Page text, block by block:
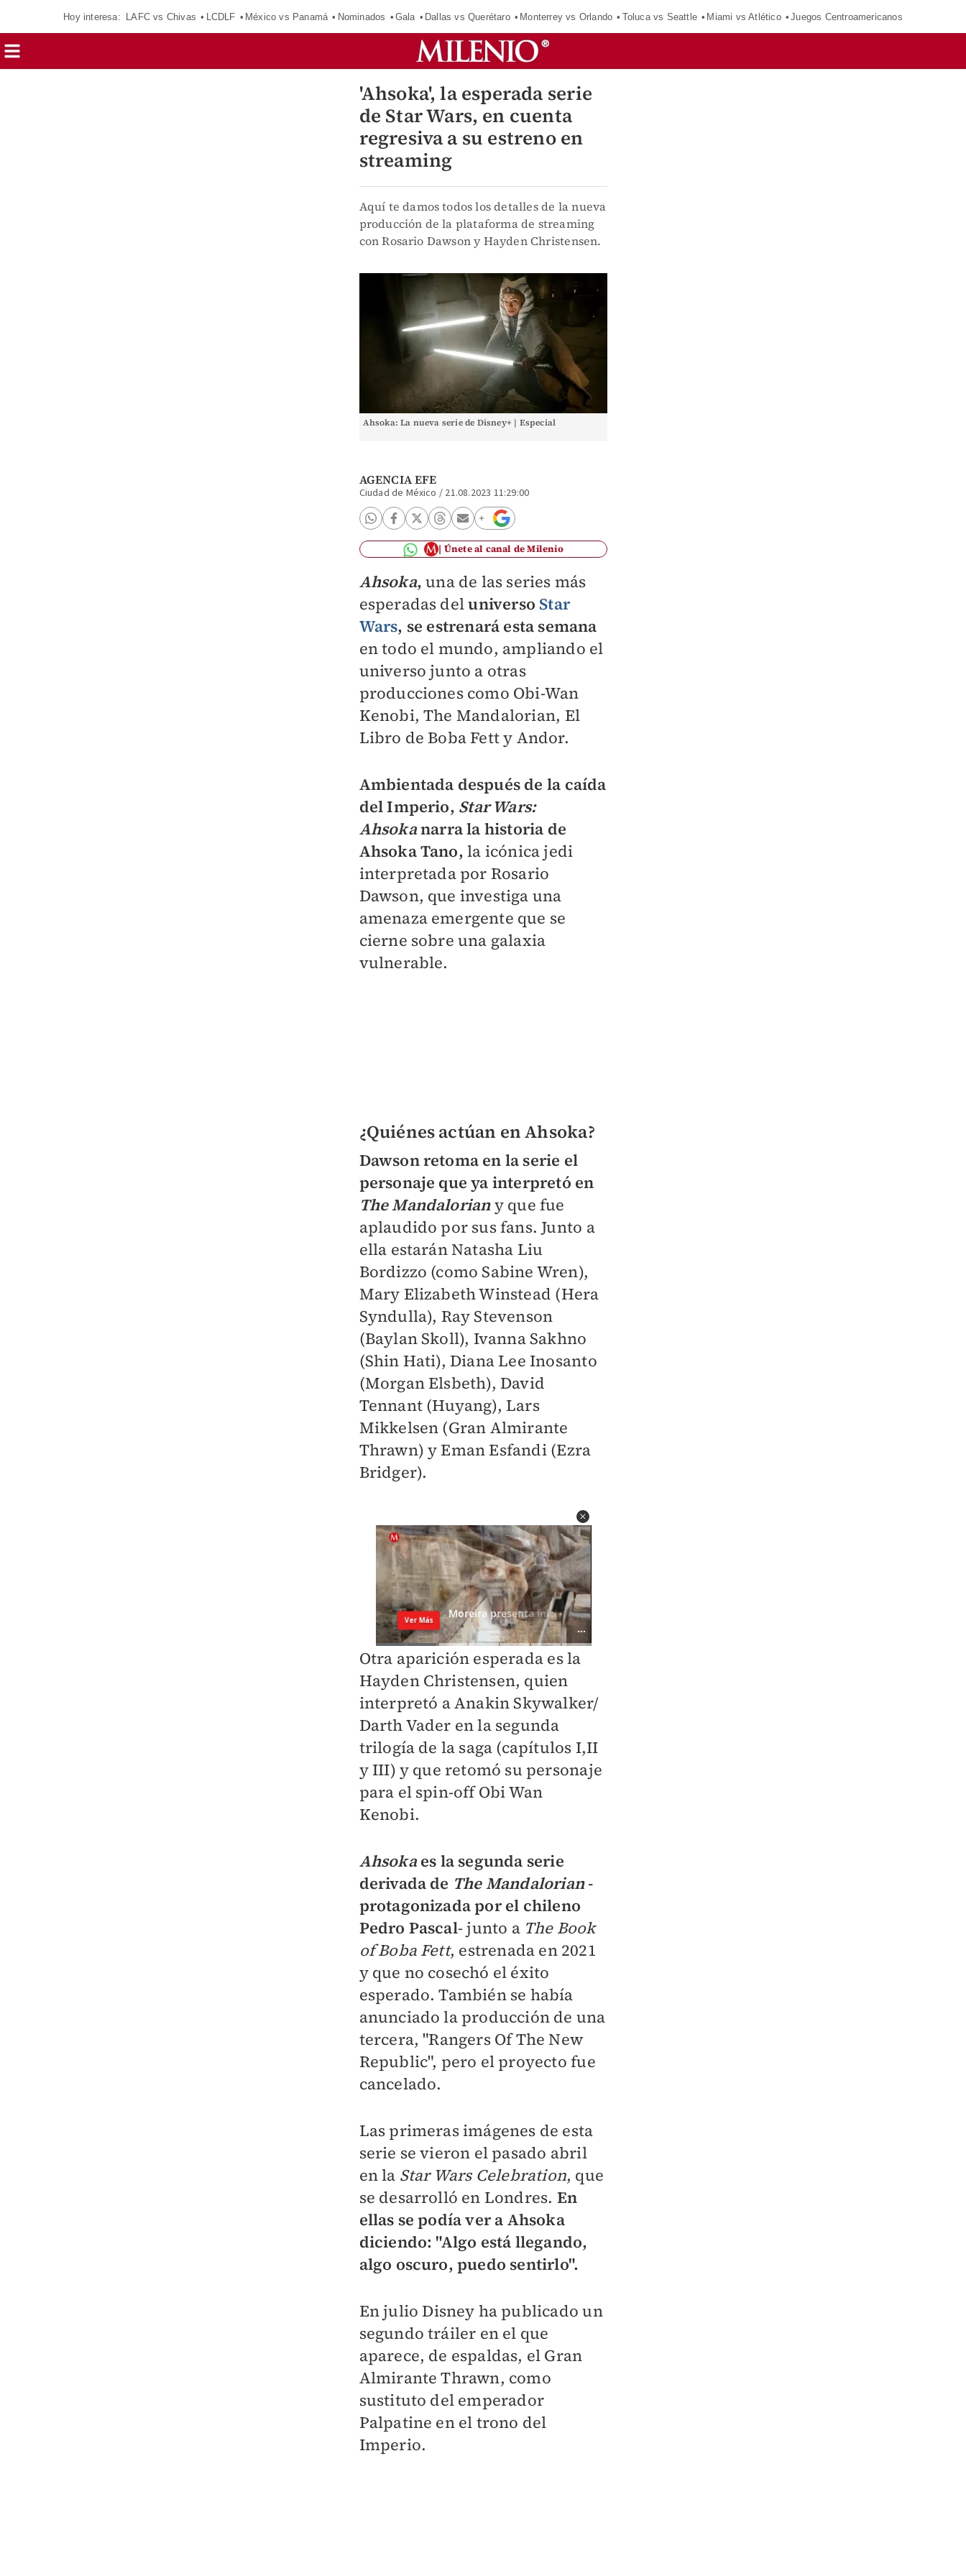
Hoy interesa: LAFC vs Chivas LCDLF México vs Panamá Nominados Gala Dallas vs Querétaro Monterrey vs Orlando Toluca vs Seattle Miami vs Atlético Juegos Centroamericanos
'Ahsoka', la esperada serie
de Star Wars, en cuenta
regresiva a su estreno en
streaming
Aquí te damos todos los detalles de la nueva
producción de la plataforma de streaming
con Rosario Dawson y Hayden Christensen.
Ahsoka: La nueva serie de Disney+ | Especial
AGENCIA EFE
Ciudad de México / 21.08.2023 11:29:00
Únete al canal de Milenio
Ahsoka,una de las series más
esperadas deluniverso Star
Wars, se estrenará esta semana
en todo el mundo, ampliando el
universo junto a otras
producciones como Obi-Wan
Kenobi, The Mandalorian, El
Libro de Boba Fett y Andor.
Ambientada después de la caída
del Imperio, Star Wars:
Ahsokanarra la historia de
Ahsoka Tano, la icónica jedi
interpretada por Rosario
Dawson, que investiga una
amenaza emergente que se
cierne sobre una galaxia
vulnerable.
¿Quiénes actúan en Ahsoka?
Dawson retoma en la serie el
personaje que ya interpretó en
The Mandaloriany que fue
aplaudido por sus fans. Junto a
ella estarán Natasha Liu
Bordizzo (como Sabine Wren),
Mary Elizabeth Winstead (Hera
Syndulla), Ray Stevenson
(Baylan Skoll), Ivanna Sakhno
(Shin Hati), Diana Lee Inosanto
(Morgan Elsbeth), David
Tennant (Huyang), Lars
Mikkelsen (Gran Almirante
Thrawn) y Eman Esfandi (Ezra
Bridger).
Otra aparición esperada es la
Hayden Christensen, quien
interpretó a Anakin Skywalker/
Darth Vader en la segunda
trilogía de la saga (capítulos I,II
y III) y que retomó su personaje
para el spin-off Obi Wan
Kenobi.
Ahsokaes la segunda serie
derivada de The Mandalorian-
protagonizada por el chileno
Pedro Pascal- junto aThe Book
of Boba Fett, estrenada en 2021
y que no cosechó el éxito
esperado. También se había
anunciado la producción de una
tercera, "Rangers Of The New
Republic", pero el proyecto fue
cancelado.
Las primeras imágenes de esta
serie se vieron el pasado abril
en la Star Wars Celebration, que
se desarrolló en Londres. En
ellas se podía ver a Ahsoka
diciendo: "Algo está llegando,
algo oscuro, puedo sentirlo".
En julio Disney ha publicado un
segundo tráiler en el que
aparece, de espaldas, el Gran
Almirante Thrawn, como
sustituto del emperador
Palpatine en el trono del
Imperio.